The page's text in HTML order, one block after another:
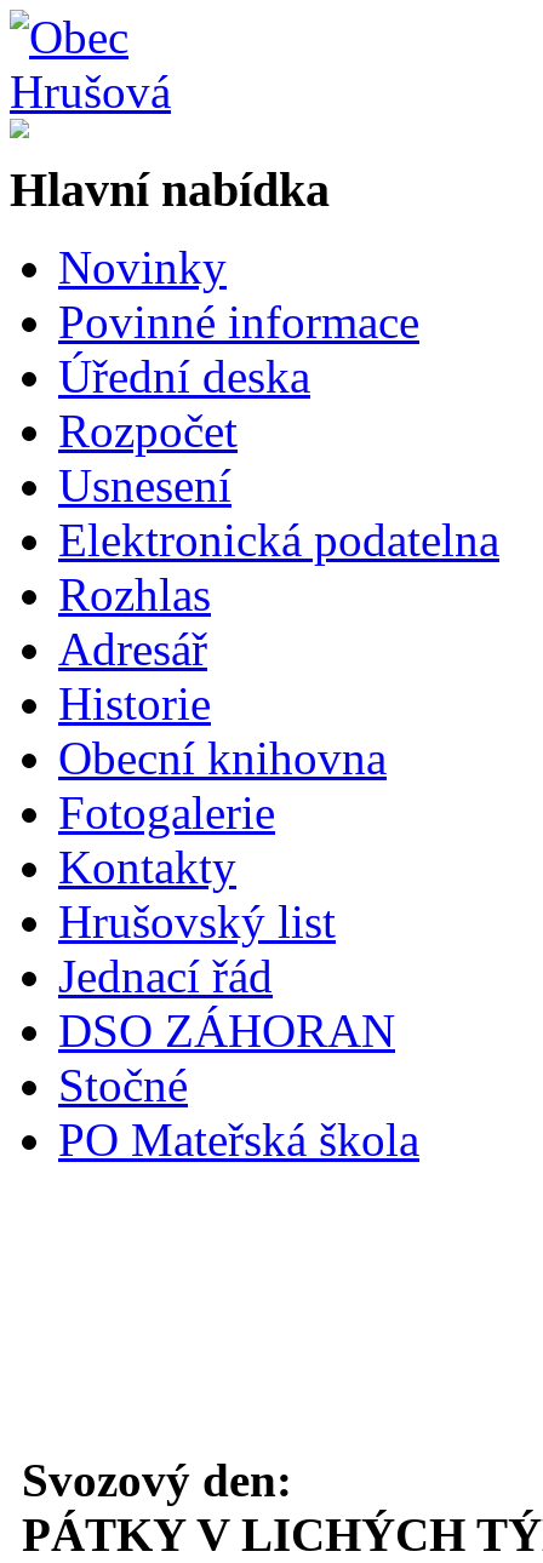
Hlavní nabídka
Novinky
Povinné informace
Úřední deska
Rozpočet
Usnesení
Elektronická podatelna
Rozhlas
Adresář
Historie
Obecní knihovna
Fotogalerie
Kontakty
Hrušovský list
Jednací řád
DSO ZÁHORAN
Stočné
PO Mateřská škola
Svozový den:
PÁTKY V LICHÝCH